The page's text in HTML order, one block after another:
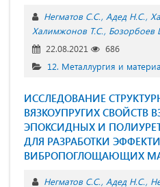
Негматов С.С. Адед Н.С.
Халимжонов Т.С. Бозорбоев
22.08.2021
686
12. Металлургия и
ИССЛЕДОВАНИЕ
ВЯЗКОУПРУГИХ
ЭПОКСИДНЫХ И
ДЛЯ РАЗРАБОТКИ
ВИБРОПОГЛОЩАЮЩИХ
Негматов С.С. Адед Н.С.